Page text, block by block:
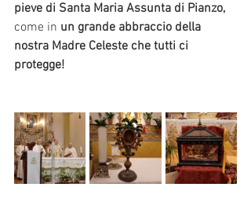
pieve di Santa Maria Assunta di Pianzo,
come in un grande abbraccio della
nostra Madre Celeste che tutti ci
protegge!